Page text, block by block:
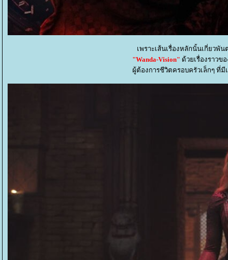
เพราะเส้นเรื่องหลักนั้นเกี่ยวพั
"Wanda-Vision" ด้วยเรื่องราวข
ผู้ต้องการชีวิตครอบครัวเล็กๆ ที่